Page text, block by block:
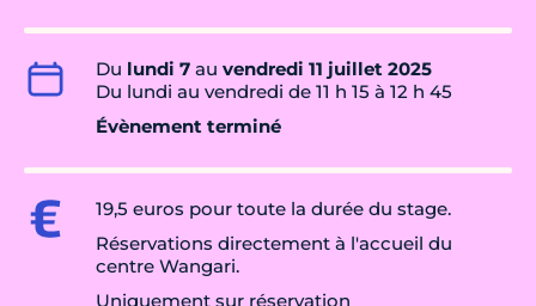
Du lundi 7 au vendredi 11 juillet 2025
Du lundi au vendredi de 11 h 15 à 12 h 45
Évènement terminé
19,5 euros pour toute la durée du stage.
Réservations directement à l'accueil du
centre Wangari.
Uniquement sur réservation